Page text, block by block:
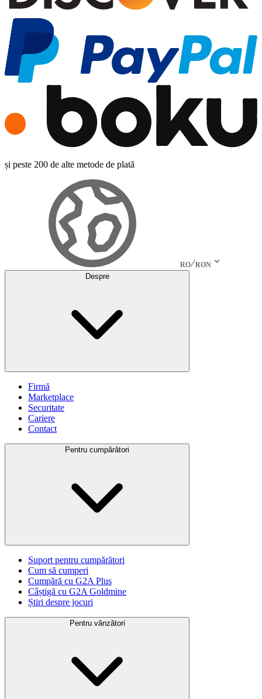
și peste 200 de alte metode de plată
RO RON
Despre
Firmă
Marketplace
Securitate
Cariere
Contact
Pentru cumpărători
Suport pentru cumpărători
Cum să cumperi
Cumpără cu G2A Plus
Câștigă cu G2A Goldmine
Știri despre jocuri
Pentru vânzători